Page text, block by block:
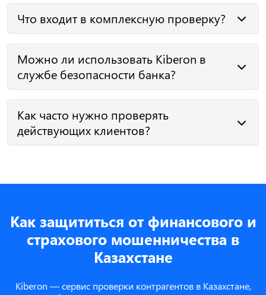
благонадёжность. Kiberon помогает выявить скрытые
связи, признаки фиктивности и массовые адреса.
Что входит в комплексную проверку?
участие в других компаниях, история изменений,
судебные дела, связи.
Можно ли использовать Kiberon в
службе безопасности банка?
стабильности и выявления схем, которые нарушают
требования AML/KYC и внутреннего контроля.
Как часто нужно проверять
действующих клиентов?
изменении условий договора;
приближении к контрольной дате.
Как защититься от финансового и
страхового мошенничества в
Казахстане
Kiberon — сервис проверки контрагентов в Казахстане,